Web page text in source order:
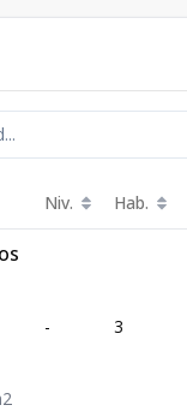
Niv. Hab.
- 3